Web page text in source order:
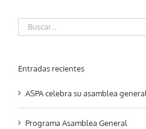
Buscar:
Entradas recientes
ASPA celebra su asamblea
Programa Asamblea General